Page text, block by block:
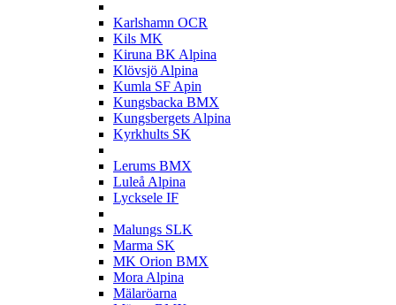
Karlshamn OCR
Kils MK
Kiruna BK Alpina
Klövsjö Alpina
Kumla SF Apin
Kungsbacka BMX
Kungsbergets Alpina
Kyrkhults SK
Lerums BMX
Luleå Alpina
Lycksele IF
Malungs SLK
Marma SK
MK Orion BMX
Mora Alpina
Mälaröarna